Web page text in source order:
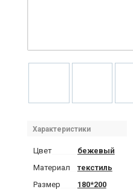
Характеристики
Цвет
бежевый
Материал
текстиль
Размер
180*200